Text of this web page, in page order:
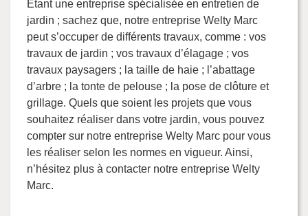
Étant une entreprise spécialisée en entretien de
jardin ; sachez que, notre entreprise Welty Marc
peut s’occuper de différents travaux, comme : vos
travaux de jardin ; vos travaux d’élagage ; vos
travaux paysagers ; la taille de haie ; l’abattage
d’arbre ; la tonte de pelouse ; la pose de clôture et
grillage. Quels que soient les projets que vous
souhaitez réaliser dans votre jardin, vous pouvez
compter sur notre entreprise Welty Marc pour vous
les réaliser selon les normes en vigueur. Ainsi,
n’hésitez plus à contacter notre entreprise Welty
Marc.